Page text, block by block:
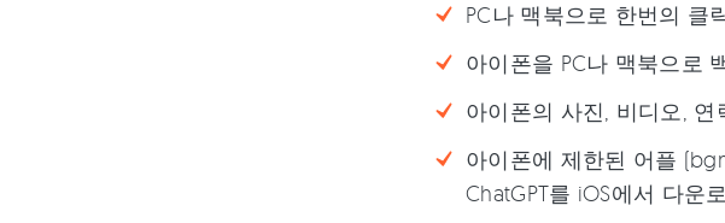
PC나 맥북으로 한번의 클
아이폰을 PC나 맥북으로
아이폰의 사진, 비디오, 연
아이폰에 제한된 어플
ChatGPT를 iOS에서 다운